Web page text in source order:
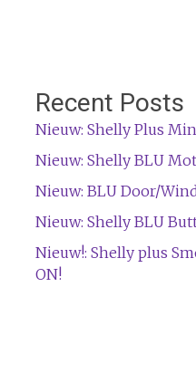
Recent Posts
Nieuw: Shelly Plus
Nieuw: Shelly BLU
Nieuw: BLU Door/
Nieuw: Shelly BLU
Nieuw!: Shelly plus
ON!